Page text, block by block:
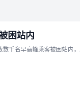
困站内
千名早高峰乘客被困站内